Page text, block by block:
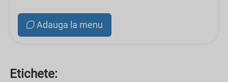
Adauga la menu
Etichete: